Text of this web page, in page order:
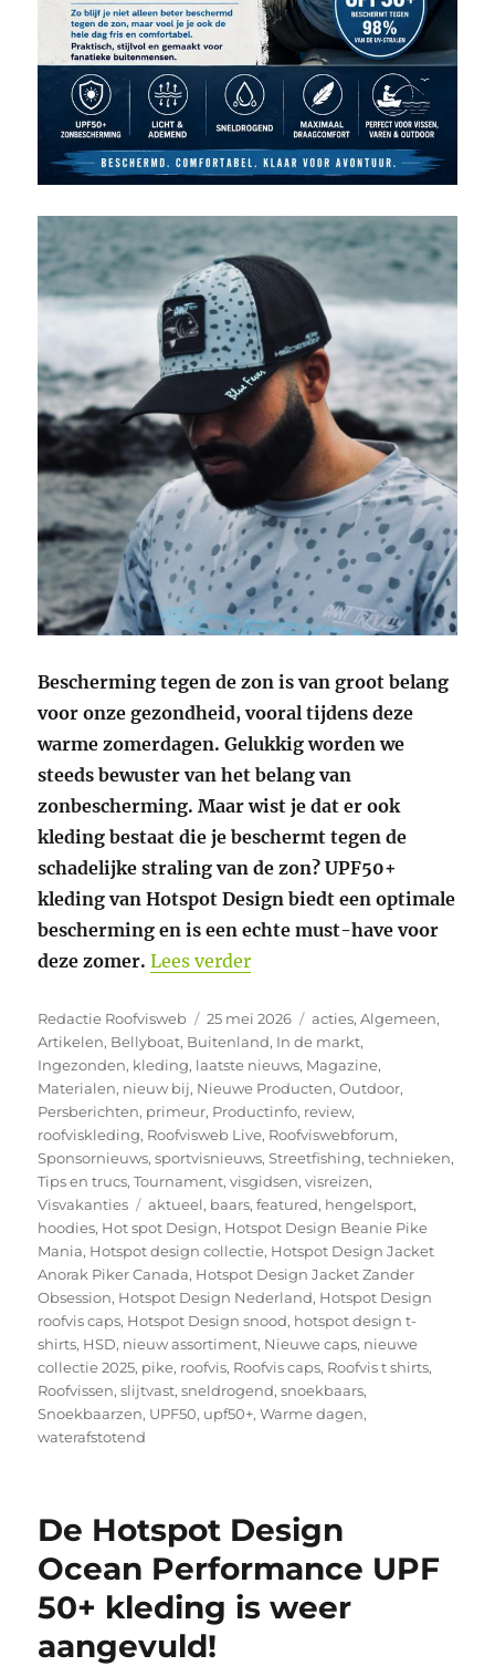
Bescherming tegen de zon is van groot belang
voor onze gezondheid, vooral tijdens deze
warme zomerdagen. Gelukkig worden we
steeds bewuster van het belang van
zonbescherming. Maar wist je dat er ook
kleding bestaat die je beschermt tegen de
schadelijke straling van de zon? UPF50+
kleding van Hotspot Design biedt een optimale
bescherming en is een echte must-have voor
deze zomer. Lees verder“UPF50+ kleding van
Auteur
Redactie Roofvisweb
Geplaatst
op
25 mei 2026 Categorieën
acties,Algemeen,
Artikelen, Bellyboat, Buitenland, In de markt,
Ingezonden, kleding, laatste nieuws, Magazine,
Materialen, nieuw bij, Nieuwe Producten,Outdoor,
Persberichten, primeur, Productinfo, review,
roofviskleding, Roofvisweb Live, Roofviswebforum,
Sponsornieuws,sportvisnieuws,Streetfishing,technieken,
Tips en trucs,Tournament,visgidsen,visreizen,
Visvakanties
Tags
aktueel, baars,featured, hengelsport,
hoodies, Hot spot Design, Hotspot Design Beanie Pike
Mania, Hotspot design collectie, Hotspot Design Jacket
Anorak Piker Canada, Hotspot Design Jacket Zander
Obsession, Hotspot Design Nederland, Hotspot Design
roofvis caps, Hotspot Design snood, hotspot design t-
shirts, HSD, nieuw assortiment, Nieuwe caps, nieuwe
collectie 2025, pike, roofvis, Roofvis caps, Roofvis t shirts,
Roofvissen,slijtvast,sneldrogend,snoekbaars,
Snoekbaarzen, UPF50, upf50+,Warme dagen,
waterafstotend
De Hotspot Design
Ocean Performance UPF
50+ kleding is weer
aangevuld!